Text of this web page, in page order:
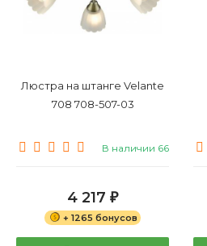
Люстра на штанге Velante
708 708-507-03
В наличии 66
4 217 ₽
+ 1265 бонусов